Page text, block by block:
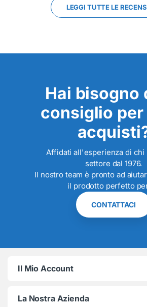
LEGGI TUTTE LE
Hai bisogno
consiglio per
Affidati all'esperienza di chi
settore dal 1976.
Il nostro team è pronto ad
il prodotto perfetto
CONTATTACI
Il Mio Account
La Nostra Azienda